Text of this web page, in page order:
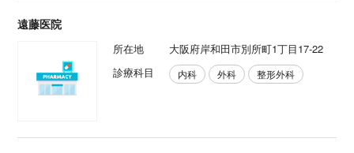
遠藤医院
所在地
大阪府岸和田市別所町1丁目17-22
診療科目
内科 外科 整形外科